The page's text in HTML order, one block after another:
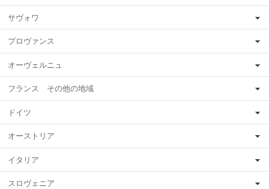
サヴォワ
プロヴァンス
オーヴェルニュ
フランス その他の地域
ドイツ
オーストリア
イタリア
スロヴェニア